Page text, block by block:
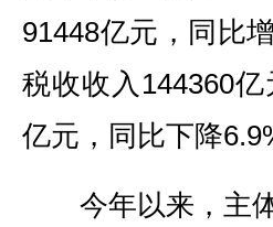
91448亿元，同比
税收收入144360
亿元，同比下降
今年以来，主体